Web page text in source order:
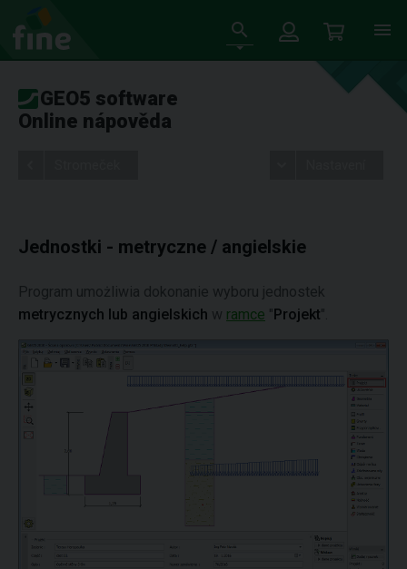
GEO5 software
Online nápověda
Jednostki - metryczne / angielskie
Program umożliwia dokonanie wyboru jednostek
metrycznych lub angielskich w ramce "Projekt".